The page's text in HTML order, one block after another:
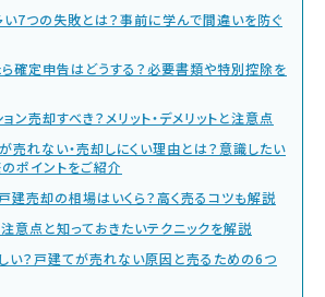
い7つの失敗とは？事前に学んで間違いを防ぐ
確定申告はどうする？必要書類や特別控除を
ン売却すべき？メリット・デメリットと注意点
売れない・売却しにくい理由とは？意識したい
ポイントをご紹介
建売却の相場はいくら？高く売るコツも解説
意点と知っておきたいテクニックを解説
い？戸建てが売れない原因と売るための6つ